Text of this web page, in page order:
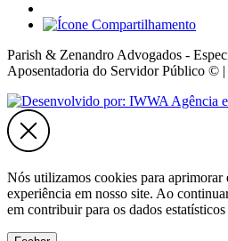
Parish & Zenandro Advogados -
Aposentadoria do Servidor Público © |
Nós utilizamos cookies para aprimorar
experiência em nosso site. Ao
em contribuir para os dados